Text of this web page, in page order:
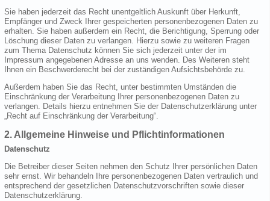
Sie haben jederzeit das Recht unentgeltlich Auskunft über Herkunft,
Empfänger und Zweck Ihrer gespeicherten personenbezogenen Daten zu
erhalten. Sie haben außerdem ein Recht, die Berichtigung, Sperrung oder
Löschung dieser Daten zu verlangen. Hierzu sowie zu weiteren Fragen
zum Thema Datenschutz können Sie sich jederzeit unter der im
Impressum angegebenen Adresse an uns wenden. Des Weiteren steht
Ihnen ein Beschwerderecht bei der zuständigen Aufsichtsbehörde zu.
Außerdem haben Sie das Recht, unter bestimmten Umständen die
Einschränkung der Verarbeitung Ihrer personenbezogenen Daten zu
verlangen. Details hierzu entnehmen Sie der Datenschutzerklärung unter
„Recht auf Einschränkung der Verarbeitung“.
2. Allgemeine Hinweise und Pflichtinformationen
Datenschutz
Die Betreiber dieser Seiten nehmen den Schutz Ihrer persönlichen Daten
sehr ernst. Wir behandeln Ihre personenbezogenen Daten vertraulich und
entsprechend der gesetzlichen Datenschutzvorschriften sowie dieser
Datenschutzerklärung.